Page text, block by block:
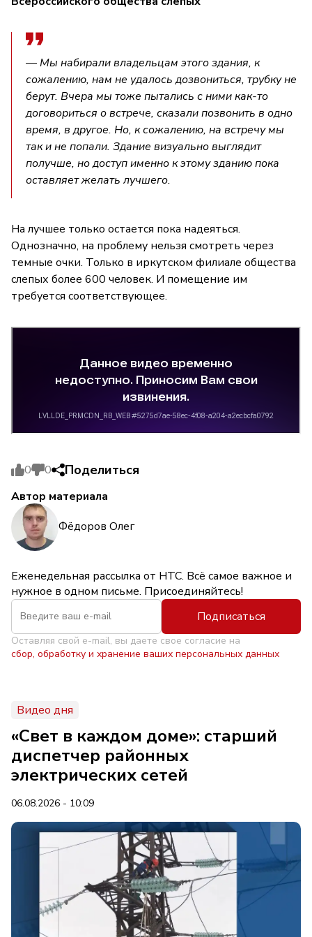
— Мы набирали владельцам этого здания, к
сожалению, нам не удалось дозвониться, трубку не
берут. Вчера мы тоже пытались с ними как-то
договориться о встрече, сказали позвонить в одно
время, в другое. Но, к сожалению, на встречу мы
так и не попали. Здание визуально выглядит
получше, но доступ именно к этому зданию пока
оставляет желать лучшего.
На лучшее только остается пока надеяться.
Однозначно, на проблему нельзя смотреть через
темные очки. Только в иркутском филиале общества
слепых более 600 человек. И помещение им
требуется соответствующее.
0 0 Поделиться
Автор материала
Фёдоров Олег
Еженедельная рассылка от НТС. Всё самое важное и
нужное в одном письме. Присоединяйтесь!
Подписаться
Оставляя свой e-mail, вы даете свое согласие на
сбор, обработку и хранение ваших персональных данных
Видео дня
«Свет в каждом доме»: старший
диспетчер районных
электрических сетей
06.08.2026 - 10:09